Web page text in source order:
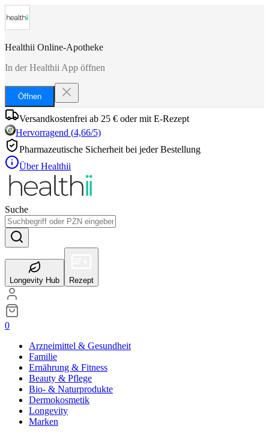
Healthii Online-Apotheke
In der Healthii App öffnen
Öffnen
Versandkostenfrei ab 25 € oder mit E-Rezept
Hervorragend (4,66/5)
Pharmazeutische Sicherheit bei jeder Bestellung
Über Healthii
Suche
Longevity Hub Rezept
0
Arzneimittel & Gesundheit
Familie
Ernährung & Fitness
Beauty & Pflege
Bio- & Naturprodukte
Dermokosmetik
Longevity
Marken